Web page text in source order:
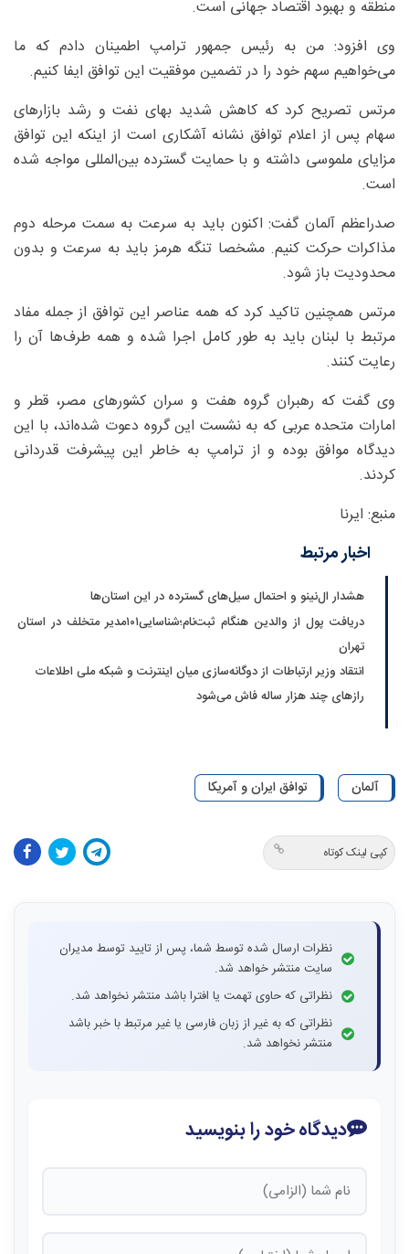
منطقه و بهبود اقتصاد جهانی است.
وی افزود: من به رئیس جمهور ترامپ اطمینان دادم که ما
می‌خواهیم سهم خود را در تضمین موفقیت این توافق ایفا کنیم.
مرتس تصریح کرد که کاهش شدید بهای نفت و رشد بازارهای
سهام پس از اعلام توافق نشانه آشکاری است از اینکه این توافق
مزایای ملموسی داشته و با حمایت گسترده بین‌المللی مواجه شده
است.
صدراعظم آلمان گفت: اکنون باید به سرعت به سمت مرحله دوم
مذاکرات حرکت کنیم. مشخصا تنگه هرمز باید به سرعت و بدون
محدودیت باز شود.
مرتس همچنین تاکید کرد که همه عناصر این توافق از جمله مفاد
مرتبط با لبنان باید به طور کامل اجرا شده و همه طرف‌ها آن را
رعایت کنند.
وی گفت که رهبران گروه هفت و سران کشورهای مصر، قطر و
امارات متحده عربی که به نشست این گروه دعوت شده‌اند، با این
دیدگاه موافق بوده و از ترامپ به خاطر این پیشرفت قدردانی
کردند.
منبع: ایرنا
اخبار مرتبط
هشدار ال‌نینو و احتمال سیل‌های گسترده در این استان‌ها
دریافت پول از والدین هنگام ثبت‌نام؛شناسایی۱۰۱مدیر متخلف در استان
تهران
انتقاد وزیر ارتباطات از دوگانه‌سازی میان اینترنت و شبکه ملی اطلاعات
رازهای چند هزار ساله فاش می‌شود
آلمان توافق ایران و آمریکا
کپی لینک کوتاه
نظرات ارسال شده توسط شما، پس از تایید توسط مدیران
سایت منتشر خواهد شد.
نظراتی که حاوی تهمت یا افترا باشد منتشر نخواهد شد.
نظراتی که به غیر از زبان فارسی یا غیر مرتبط با خبر باشد
منتشر نخواهد شد.
دیدگاه خود را بنویسید